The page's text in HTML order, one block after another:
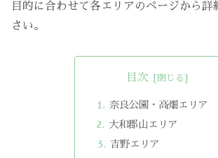
目的に合わせて各エリアのページから詳
さい。
目次
奈良公園・高畑エリア
大和郡山エリア
吉野エリア